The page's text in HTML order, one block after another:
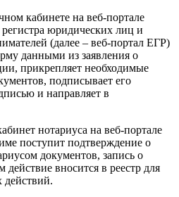
кабинете на веб-портале
юридических лиц и
(далее – веб-портал ЕГР)
данными из заявления о
прикрепляет необходимые
подписывает его
и направляет в
нотариуса на веб-портале
поступит подтверждение о
документов, запись о
вносится в реестр для
действий.